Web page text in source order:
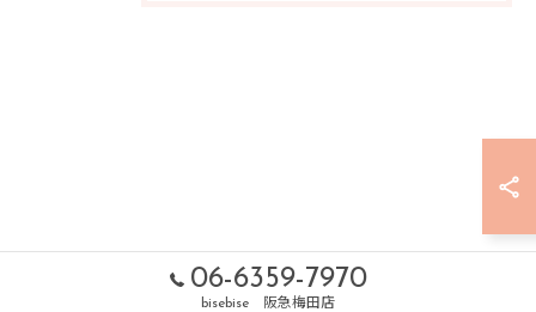
06-6359-7970
bisebise 阪急梅田店